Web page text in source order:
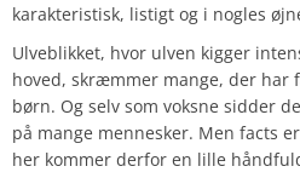
karakteristisk, listigt og i nogles
Ulveblikket, hvor ulven kigger
hoved, skræmmer mange, der har
børn. Og selv som voksne sidder
på mange mennesker. Men facts
her kommer derfor en lille